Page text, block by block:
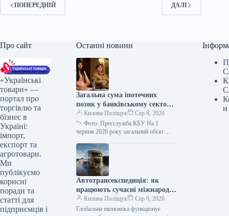
ПОПЕРЕДНІЙ ДАЛІ
Про сайт
«Українські
товари» —
портал про
торгівлю та
бізнес в
Україні:
імпорт,
експорт та
агротовари.
Ми
публікуємо
корисні
поради та
статті для
підприємців і
Останні новини
Загальна сума іпотечних
позик у банківському секторі
досягла 50 мільярдів гривень
Килина Поліщук
Сер 6, 2026
“> Фото: Пресслужба КБУ На 1
червня 2026 року загальний обсяг
установах країни досяг 50 мільярдів…
Автотрансекспедиція: як
працюють сучасні міжнародні
автомобільні перевезення
вантажів
Килина Поліщук
Сер 6, 2026
Глобальна економіка функціонує
и